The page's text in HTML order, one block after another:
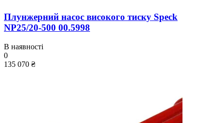
Плунжерний насос високого тиску Speck
NP25/20-500 00.5998
В наявності
0
135 070 ₴